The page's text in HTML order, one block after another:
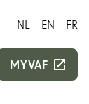
NL EN FR
MYVAF